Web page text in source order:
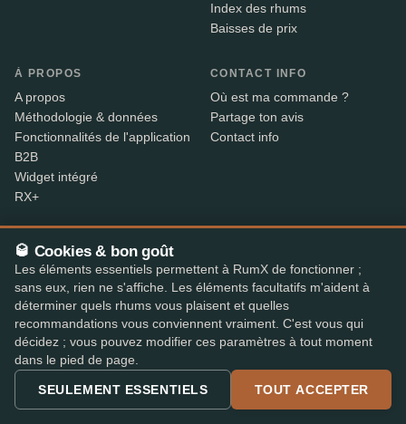
Index des rhums
Baisses de prix
À PROPOS
A propos
Méthodologie & données
Fonctionnalités de l'application
B2B
Widget intégré
RX+
CONTACT INFO
Où est ma commande ?
Partage ton avis
Contact info
18+
Alcool vendu uniquement aux personnes âgées de 18 ans
et plus. Expédition avec vérification d’âge par nos
partenaires – le livreur contrôle la pièce d’identité à la
livraison.
PAIEMENT SÉCURISÉ
+7
Les moyens de paiement disponibles peuvent varier selon la boutique.
🥃 Cookies & bon goût
Les éléments essentiels permettent à RumX de fonctionner ;
sans eux, rien ne s'affiche. Les éléments facultatifs m'aident à
déterminer quels rhums vous plaisent et quelles
recommandations vous conviennent vraiment. C'est vous qui
décidez ; vous pouvez modifier ces paramètres à tout moment
dans le pied de page.
SEULEMENT ESSENTIELS TOUT ACCEPTER